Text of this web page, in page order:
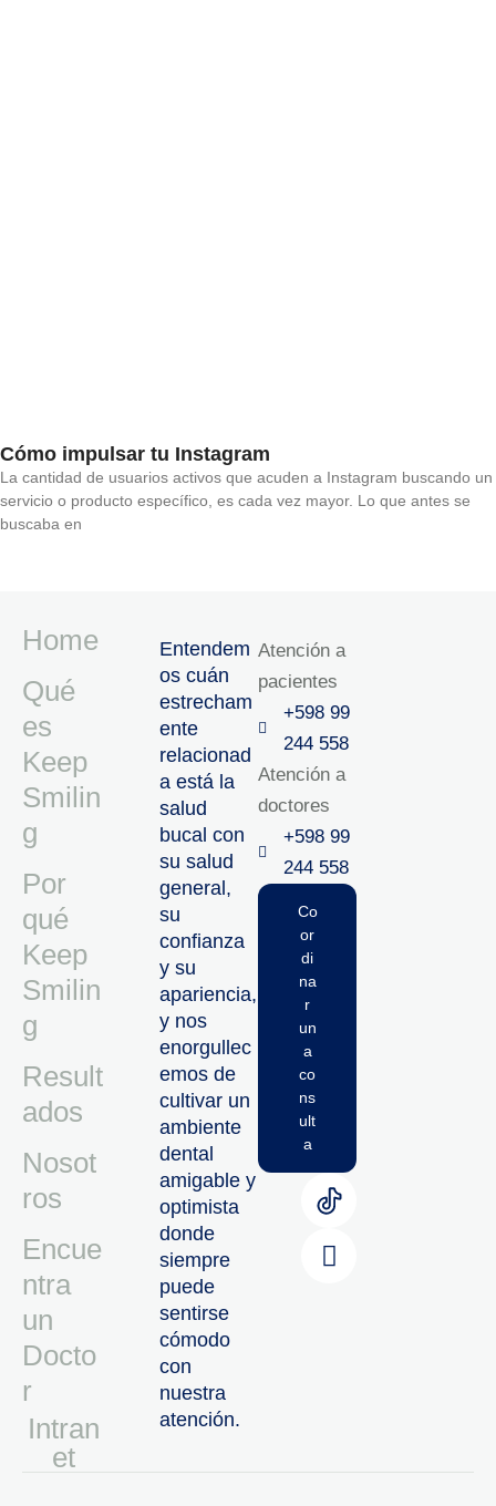
Cómo impulsar tu Instagram
La cantidad de usuarios activos que acuden a Instagram buscando un
servicio o producto específico, es cada vez mayor. Lo que antes se
buscaba en
Home
Qué
es
Keep
Smilin
g
Por
qué
Keep
Smilin
g
Result
ados
Nosot
ros
Encue
ntra
un
Docto
r
Intran
Et
Entendem
os cuán
estrecham
ente
relacionad
a está la
salud
bucal con
su salud
general,
su
confianza
y su
apariencia,
y nos
enorgullec
emos de
cultivar un
ambiente
dental
amigable y
optimista
donde
siempre
puede
sentirse
cómodo
con
nuestra
atención.
Atención a
pacientes
+598 99
244 558
Atención a
doctores
+598 99
244 558‬‬
Co
or
di
na
r
un
a
co
ns
ult
a